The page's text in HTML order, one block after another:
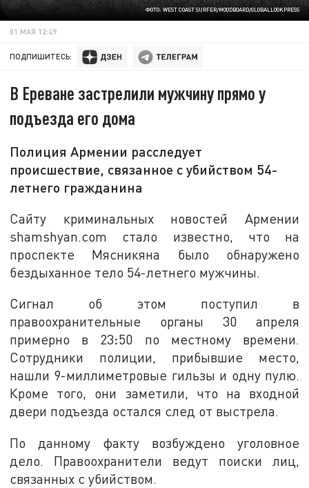
ФОТО: WEST COAST SURFER/MOODBOARD/GLOBALLOOKPRESS
01 МАЯ 12:49
ПОДПИШИТЕСЬ:
В Ереване застрелили мужчину прямо у
подъезда его дома
Полиция Армении расследует
происшествие, связанное с убийством 54-
летнего гражданина
Сайту криминальных новостей Армении
shamshyan.com стало известно, что на
проспекте Мясникяна было обнаружено
бездыханное тело 54-летнего мужчины.
Сигнал об этом поступил в
правоохранительные органы 30 апреля
примерно в 23։50 по местному времени.
Сотрудники полиции, прибывшие место,
нашли 9-миллиметровые гильзы и одну пулю.
Кроме того, они заметили, что на входной
двери подъезда остался след от выстрела.
По данному факту возбуждено уголовное
дело. Правоохранители ведут поиски лиц,
связанных с убийством.